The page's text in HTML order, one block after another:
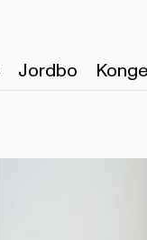
Jordbo